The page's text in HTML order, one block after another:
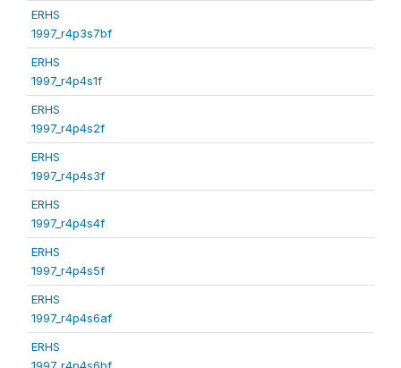
ERHS
1997_r4p3s7bf
ERHS
1997_r4p4s1f
ERHS
1997_r4p4s2f
ERHS
1997_r4p4s3f
ERHS
1997_r4p4s4f
ERHS
1997_r4p4s5f
ERHS
1997_r4p4s6af
ERHS
1997_r4p4s6bf